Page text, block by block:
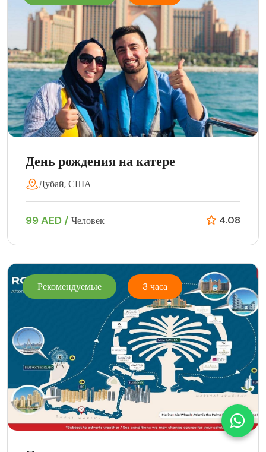
День рождения на катере
Дубай, США
99 AED / Человек 4.08
Рекомендуемые 3 часа